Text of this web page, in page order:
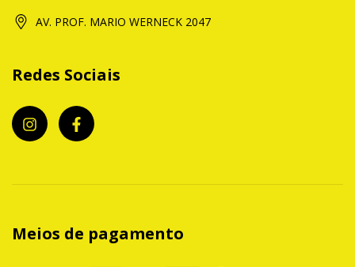
AV. PROF. MARIO WERNECK 2047
Redes Sociais
Meios de pagamento